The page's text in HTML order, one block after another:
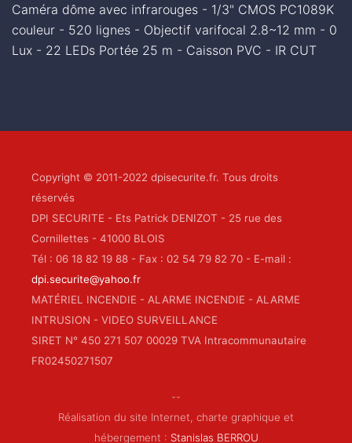
Caméra dôme avec infrarouges - 1/3" CMOS PC1089K
couleur - 520 lignes - Objectif varifocal 2.8~12 mm - 0
Lux - 22 LEDs Portée 25 m - Caisson PVC - IR CUT
Copyright © 2011-2022 dpisecurite.fr. Tous droits
réservés
DPI SECURITE - Ets Patrick DENIZOT - 25 rue des
Cornillettes - 41000 BLOIS
Tél : 06 18 82 19 88 - Fax : 02 54 79 82 70 - E-mail :
dpi.securite@yahoo.fr
MATÉRIEL INCENDIE - ALARME INCENDIE - ALARME
INTRUSION - VIDEO SURVEILLANCE
SIRET N° 450 271 507 00029 TVA Intracommunautaire
FR02450271507
--
Réalisation du site Internet, charte graphique et
hébergement : Stanislas BERROU